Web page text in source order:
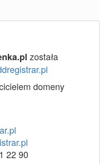
została
domeny
22 90